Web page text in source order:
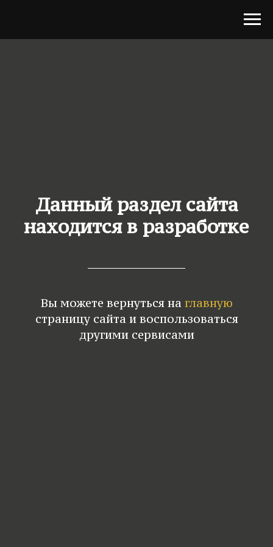
Данный раздел сайта
находится в разработке
Вы можете вернуться на главную
страницу сайта и воспользоваться
другими сервисами